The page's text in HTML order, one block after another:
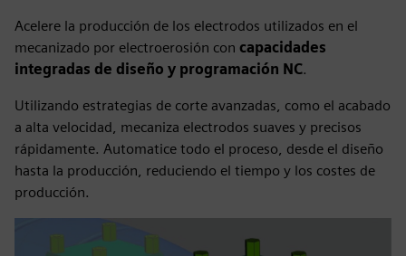
Acelere la producción de los electrodos utilizados en el
mecanizado por electroerosión con capacidades
integradas de diseño y programación NC.
Utilizando estrategias de corte avanzadas, como el acabado
a alta velocidad, mecaniza electrodos suaves y precisos
rápidamente. Automatice todo el proceso, desde el diseño
hasta la producción, reduciendo el tiempo y los costes de
producción.